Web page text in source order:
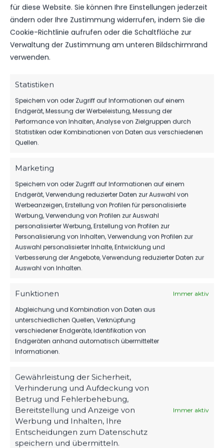
für diese Website. Sie können Ihre Einstellungen jederzeit
ändern oder Ihre Zustimmung widerrufen, indem Sie die
Cookie-Richtlinie aufrufen oder die Schaltfläche zur
Verwaltung der Zustimmung am unteren Bildschirmrand
verwenden.
Statistiken
Speichern von oder Zugriff auf Informationen auf einem
Endgerät, Messung der Werbeleistung, Messung der
Performance von Inhalten, Analyse von Zielgruppen durch
Statistiken oder Kombinationen von Daten aus verschiedenen
Quellen.
Marketing
Speichern von oder Zugriff auf Informationen auf einem
Endgerät, Verwendung reduzierter Daten zur Auswahl von
Werbeanzeigen, Erstellung von Profilen für personalisierte
Werbung, Verwendung von Profilen zur Auswahl
personalisierter Werbung, Erstellung von Profilen zur
Personalisierung von Inhalten, Verwendung von Profilen zur
Auswahl personalisierter Inhalte, Entwicklung und
Verbesserung der Angebote, Verwendung reduzierter Daten zur
Auswahl von Inhalten.
Funktionen Immer aktiv
Abgleichung und Kombination von Daten aus
unterschiedlichen Quellen, Verknüpfung
verschiedener Endgeräte, Identifikation von
Endgeräten anhand automatisch übermittelter
Informationen.
Gewährleistung der Sicherheit,
Verhinderung und Aufdeckung von
Betrug und Fehlerbehebung,
Bereitstellung und Anzeige von
Werbung und Inhalten, Ihre
Entscheidungen zum Datenschutz
speichern und übermitteln.
Immer aktiv
DATUM BEGEGNUNG ERGEBNIS
MÄRZ
2023
RSV
Eintracht
1949
SA.., 03.
SEP.
FSV 63
Luckenwalde
B-Jugend
ÄHNLICHE BEITRÄGE
RSV Eintracht 1949 Teltow
vs FSV 63 Luckenwalde B-
Jugend
4. März 2023
Ähnlicher Beitrag
RSV Eintracht 1949 Teltow
vs FSV 63 Luckenwalde B-
Jugend
17. März 2024
Ähnlicher Beitrag
Jugend
16. Oktober 2024
Ähnlicher Beitrag